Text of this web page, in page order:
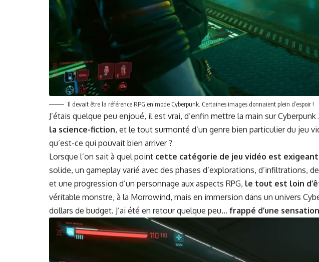
Il devait être la référence RPG en mode Cyber­punk. Cer­taines images don­naient plein d’espoir !
J’étais quelque peu enjoué, il est vrai, d’enfin met­tre la main sur
la sci­ence-fic­tion, et le tout sur­mon­té d’un genre bien par­ti­c­uli­er du jeu
qu’est-ce qui pou­vait bien arriver ?
Lorsque l’on sait à quel point cette caté­gorie de jeu vidéo est
solide, un game­play var­ié avec des phas­es d’explorations, d’infiltrations,
et une pro­gres­sion d’un per­son­nage aux aspects RPG, le tout est loin
véri­ta­ble mon­stre, à la Mor­rowind, mais en immer­sion dans un univers
dol­lars de bud­get. J’ai été en retour quelque peu… frap­pé d’une